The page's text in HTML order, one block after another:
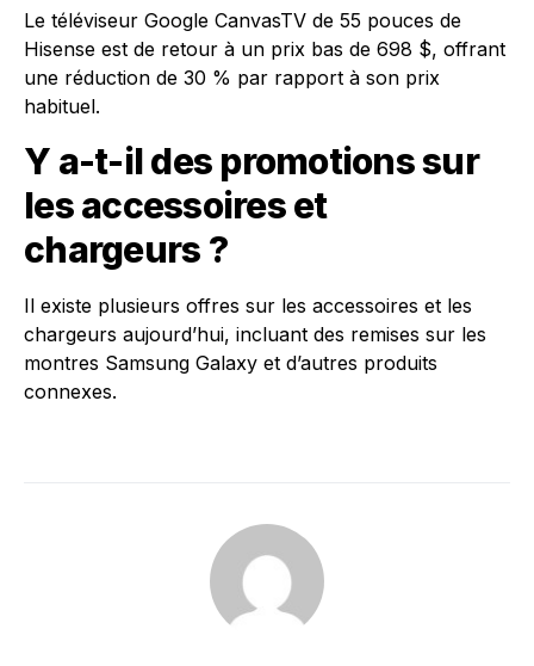
Le téléviseur Google CanvasTV de 55 pouces de
Hisense est de retour à un prix bas de 698 $, offrant
une réduction de 30 % par rapport à son prix
habituel.
Y a-t-il des promotions sur
les accessoires et
chargeurs ?
Il existe plusieurs offres sur les accessoires et les
chargeurs aujourd’hui, incluant des remises sur les
montres Samsung Galaxy et d’autres produits
connexes.